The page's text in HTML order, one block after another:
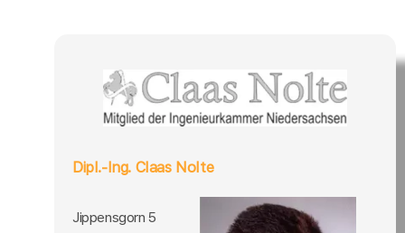
Dipl.-Ing. Claas Nolte
Jippensgorn 5